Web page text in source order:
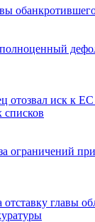
отозвал иск к
списков
ограничений
главы